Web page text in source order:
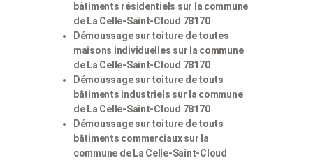
bâtiments résidentiels sur la commune
de La Celle-Saint-Cloud 78170
Démoussage sur toiture de toutes
maisons individuelles sur la commune
de La Celle-Saint-Cloud 78170
Démoussage sur toiture de touts
bâtiments industriels sur la commune
de La Celle-Saint-Cloud 78170
Démoussage sur toiture de touts
bâtiments commerciaux sur la
commune de La Celle-Saint-Cloud